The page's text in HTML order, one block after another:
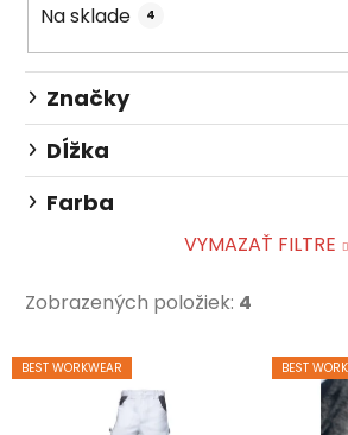
d
u
k
o
Na sklade 4
Značky
Dĺžka
Farba
VYMAZAŤ FILTRE
Zobrazených položiek: 4
V
ý
BEST WORKWEAR BEST